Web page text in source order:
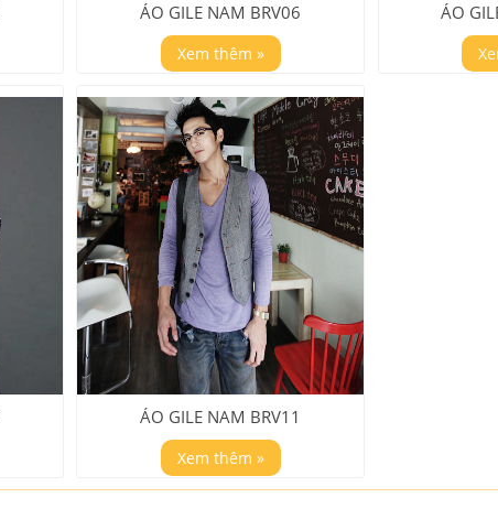
ÁO GILE NAM BRV06
Xem thêm »
ÁO
ÁO GILE NAM BRV11
Xem thêm »